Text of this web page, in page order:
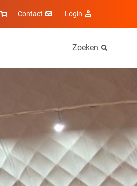
Contact Login
Zoeken